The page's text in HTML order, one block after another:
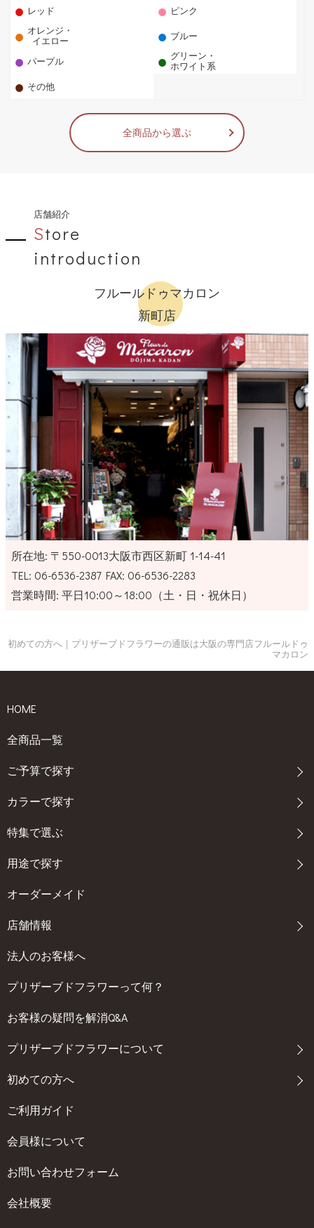
● レッド ● ピンク
● オレンジ・
イエロー
● ブルー
● パープル ● グリーン・
ホワイト系
● その他
全商品から選ぶ
店舗紹介
Store
introduction
フルールドゥマカロン
新町店
所在地: 〒550-0013大阪市西区新町 1-14-41
TEL: 06-6536-2387FAX: 06-6536-2283
営業時間: 平日10:00～18:00（土・日・祝休日）
初めての方へ｜プリザーブドフラワーの通販は大阪の専門店フルールドゥ
マカロン
HOME
全商品一覧
ご予算で探す
カラーで探す
特集で選ぶ
用途で探す
オーダーメイド
店舗情報
法人のお客様へ
プリザーブドフラワーって何？
お客様の疑問を解消Q&A
プリザーブドフラワーについて
初めての方へ
ご利用ガイド
会員様について
お問い合わせフォーム
会社概要